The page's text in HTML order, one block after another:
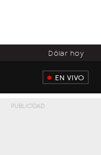
Dólar hoy
EN VIVO